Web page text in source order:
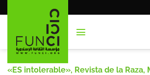
al
«ES intolerable», Revista de la Raza,